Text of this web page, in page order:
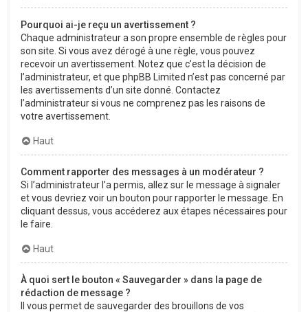
Pourquoi ai-je reçu un avertissement ?
Chaque administrateur a son propre ensemble de règles pour
son site. Si vous avez dérogé à une règle, vous pouvez
recevoir un avertissement. Notez que c’est la décision de
l’administrateur, et que phpBB Limited n’est pas concerné par
les avertissements d’un site donné. Contactez
l’administrateur si vous ne comprenez pas les raisons de
votre avertissement.
Haut
Comment rapporter des messages à un modérateur ?
Si l’administrateur l’a permis, allez sur le message à signaler
et vous devriez voir un bouton pour rapporter le message. En
cliquant dessus, vous accéderez aux étapes nécessaires pour
le faire.
Haut
À quoi sert le bouton « Sauvegarder » dans la page de
rédaction de message ?
Il vous permet de sauvegarder des brouillons de vos